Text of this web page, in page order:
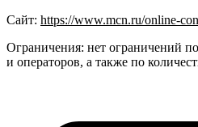
Сайт: https://www.mcn.ru/online-
Ограничения: нет ограничений
и операторов, а также по